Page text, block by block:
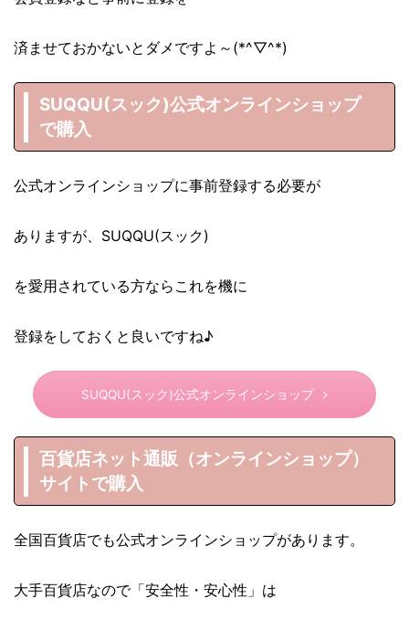
済ませておかないとダメですよ～(*^▽^*)
SUQQU(スック)公式オンラインショップ
で購入
公式オンラインショップに事前登録する必要が
ありますが、SUQQU(スック)
を愛用されている方ならこれを機に
登録をしておくと良いですね♪
SUQQU(スック)公式オンラインショップ
百貨店ネット通販（オンラインショップ）
サイトで購入
全国百貨店でも公式オンラインショップがあります。
大手百貨店なので「安全性・安心性」は